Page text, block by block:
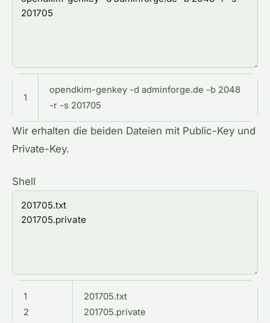
1
opendkim-genkey -d adminforge.de -b 2048
-r -s 201705
Wir erhalten die beiden Dateien mit Public-Key und
Private-Key.
Shell
1
2
201705.txt
201705.private